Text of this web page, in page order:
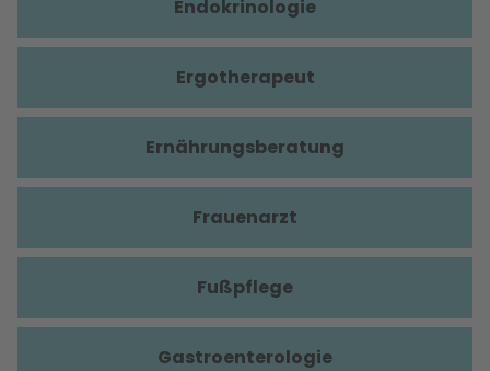
Endokrinologie
Ergotherapeut
Ernährungsberatung
Frauenarzt
Fußpflege
Gastroenterologie